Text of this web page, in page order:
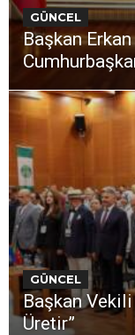
GÜNCEL
Başkan Erkan
GÜNCEL
Başkan Vekili
Üretir”